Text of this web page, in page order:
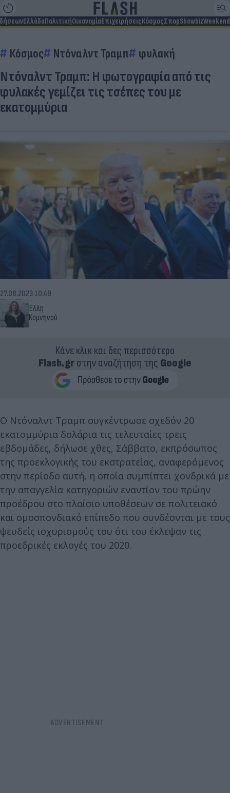
ΕλλάδαΠολιτικήΟικονομίαΕπιχειρήσειςΚόσμοςΣπορShowbizWeekend
Κόσμος Ντόναλντ Τραμπ φυλακή
Ντόναλντ Τραμπ: Η φωτογραφία από τις
φυλακές γεμίζει τις τσέπες του με
εκατομμύρια
Έλλη
Κομνηνού
27.08.2023 10:49
Κάνε κλικ και δες περισσότερο
Flash.grστην αναζήτηση της Google
Ο Ντόναλντ Τραμπ συγκέντρωσε σχεδόν 20
εκατομμύρια δολάρια τις τελευταίες τρεις
εβδομάδες, δήλωσε χθες, Σάββατο, εκπρόσωπος
της προεκλογικής του εκστρατείας, αναφερόμενος
στην περίοδο αυτή, η οποία συμπίπτει χονδρικά με
την απαγγελία κατηγοριών εναντίον του πρώην
προέδρου στο πλαίσιο υποθέσεων σε πολιτειακό
και ομοσπονδιακό επίπεδο που συνδέονται με τους
ψευδείς ισχυρισμούς του ότι του έκλεψαν τις
προεδρικές εκλογές του 2020.